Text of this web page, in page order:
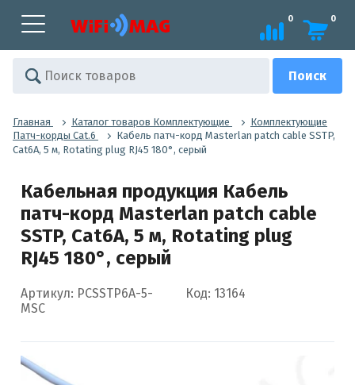
0 0
Главная Каталог товаров Комплектующие
Комплектующие
Патч-корды Cat.6
Кабель патч-корд Masterlan patch cable SSTP,
Cat6A, 5 м, Rotating plug RJ45 180°, серый
Кабельная продукция Кабель
патч-корд Masterlan patch cable
SSTP, Cat6A, 5 м, Rotating plug
RJ45 180°, серый
Артикул: PCSSTP6A-5-
MSC
Код: 13164